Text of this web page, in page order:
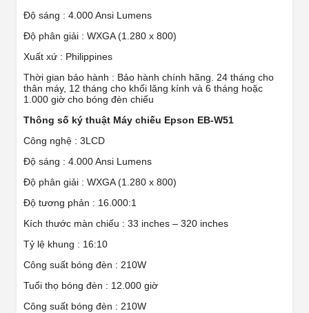
Độ sáng : 4.000 Ansi Lumens
Độ phân giải : WXGA (1.280 x 800)
Xuất xứ : Philippines
Thời gian bảo hành : Bảo hành chính hãng. 24 tháng cho
thân máy, 12 tháng cho khối lăng kính và 6 tháng hoặc
1.000 giờ cho bóng đèn chiếu
Thông số ký thuật Máy chiếu Epson EB-W51
Công nghệ : 3LCD
Độ sáng : 4.000 Ansi Lumens
Độ phân giải : WXGA (1.280 x 800)
Độ tương phản : 16.000:1
Kích thước màn chiếu : 33 inches – 320 inches
Tỷ lệ khung : 16:10
Công suất bóng đèn : 210W
Tuổi thọ bóng đèn : 12.000 giờ
Công suất bóng đèn : 210W